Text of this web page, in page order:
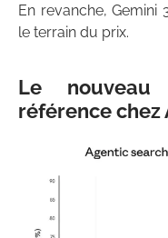
En revanche, Gemini
le terrain du prix.
Le
référence chez